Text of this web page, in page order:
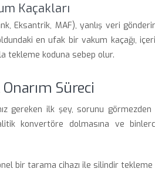
Kaçakları
Eksantrik, MAF), yanlış veri
en ufak bir vakum kaçağı,
tekleme koduna sebep olur.
Süreci
gereken ilk şey, sorunu
konvertöre dolmasına ve
bir tarama cihazı ile silindir